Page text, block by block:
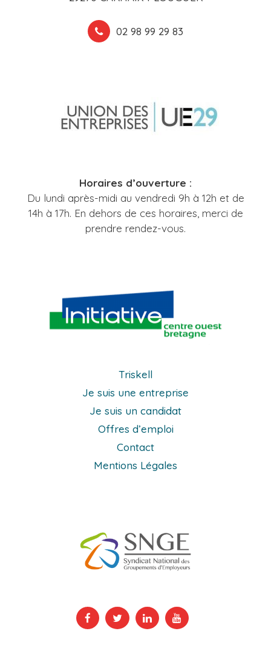
02 98 99 29 83
Horaires d’ouverture :
Du lundi après-midi au vendredi 9h à 12h et de
14h à 17h. En dehors de ces horaires, merci de
prendre rendez-vous.
Triskell
Je suis une entreprise
Je suis un candidat
Offres d’emploi
Contact
Mentions Légales